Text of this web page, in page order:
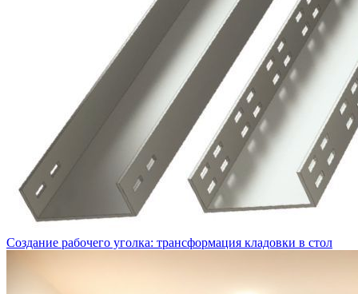
Создание рабочего уголка: трансформация кладовки в стол